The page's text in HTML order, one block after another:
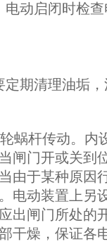
动启闭时检
期清理油垢
蜗杆传动。内
闸门开或关到
由于某种原因
电动装置上另
出闸门所处的
干燥，保证各